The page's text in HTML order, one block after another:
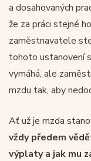
a dosahovaných
že za práci stejné
zaměstnavatele
tohoto ustanovení
vymáhá, ale
mzdu tak, aby
Ať už je mzda
vždy předem
výplaty a jak mu